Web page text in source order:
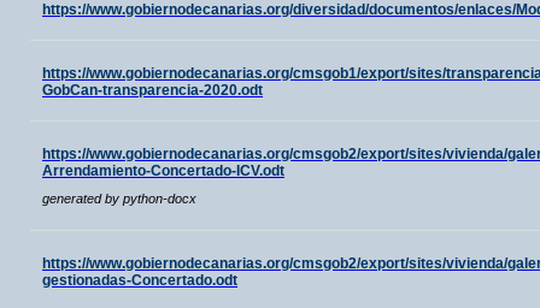
https://www.gobiernodecanarias.org/diversidad/documentos/enlaces/
https://www.gobiernodecanarias.org/cmsgob1/export/sites/
GobCan-transparencia-2020.odt
https://www.gobiernodecanarias.org/cmsgob2/export/sites/vivienda/
Arrendamiento-Concertado-ICV.odt
generated by python-docx
https://www.gobiernodecanarias.org/cmsgob2/export/sites/vivienda/
gestionadas-Concertado.odt